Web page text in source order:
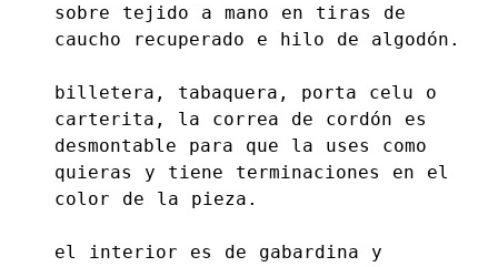
sobre tejido a mano en tiras de
caucho recuperado e hilo de algodón.
billetera, tabaquera, porta celu o
carterita, la correa de cordón es
desmontable para que la uses como
quieras y tiene terminaciones en el
color de la pieza.
el interior es de gabardina y